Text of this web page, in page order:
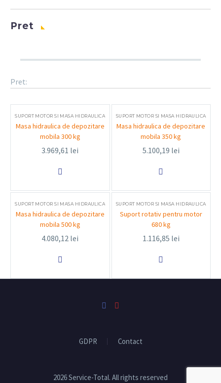
Pret
Pret:
SUPORT MOTOR SI MASA HIDRAULICA
Masa hidraulica de depozitare
mobila 300 kg
3.969,61 lei

SUPORT MOTOR SI MASA HIDRAULICA
Masa hidraulica de depozitare
mobila 350 kg
5.100,19 lei

SUPORT MOTOR SI MASA HIDRAULICA
Masa hidraulica de depozitare
mobila 500 kg
4.080,12 lei

SUPORT MOTOR SI MASA HIDRAULICA
Suport rotativ pentru motor
680 kg
1.116,85 lei

GDPR Contact
2026 Service-Total. All rights reserved